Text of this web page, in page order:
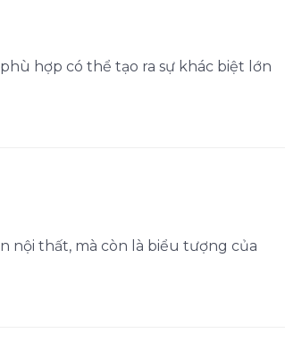
hợp có thể tạo ra sự khác biệt lớn
nội thất, mà còn là biểu tượng của